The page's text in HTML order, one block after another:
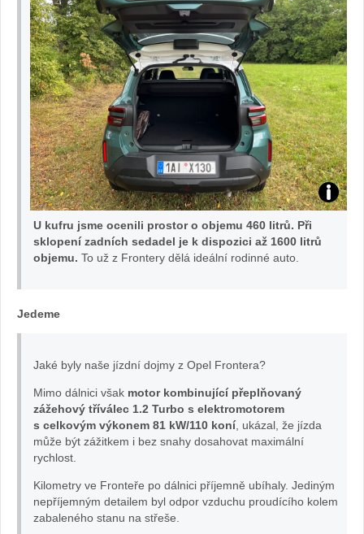
a:
fot
o
Že
na
v
au
TEST
U kufru jsme ocenili prostor o objemu 460 litrů. Při
sklopení zadních sedadel je k dispozici až 1600 litrů
objemu. To už z Frontery dělá ideální rodinné auto.
Jedeme
Jaké byly naše jízdní dojmy z Opel Frontera?
Mimo dálnici však motor kombinující přeplňovaný
zážehový tříválec 1.2 Turbo s elektromotorem
s celkovým výkonem 81 kW/110 koní, ukázal, že jízda
může být zážitkem i bez snahy dosahovat maximální
rychlost.
Kilometry ve Fronteře po dálnici příjemně ubíhaly. Jediným
nepříjemným detailem byl odpor vzduchu proudícího kolem
zabaleného stanu na střeše.